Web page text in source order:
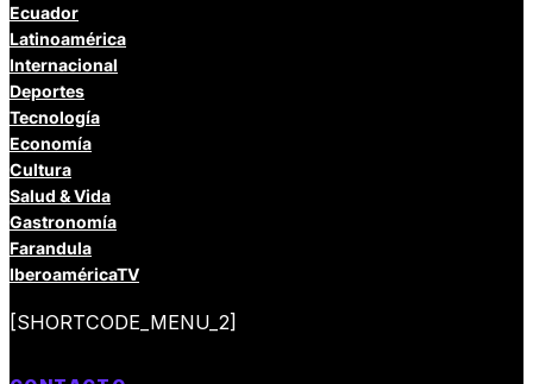
Ecuador
Latinoamérica
Internacional
Deportes
Tecnología
Economía
Cultura
Salud & Vida
Gastronomía
Farandula
IberoaméricaTV
[SHORTCODE_MENU_2]